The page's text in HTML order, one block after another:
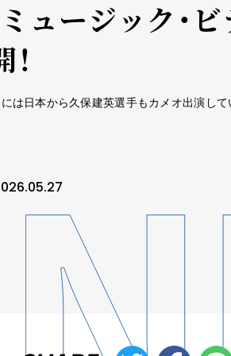
ュージック・
は日本から久保建英選手もカメオ出演して